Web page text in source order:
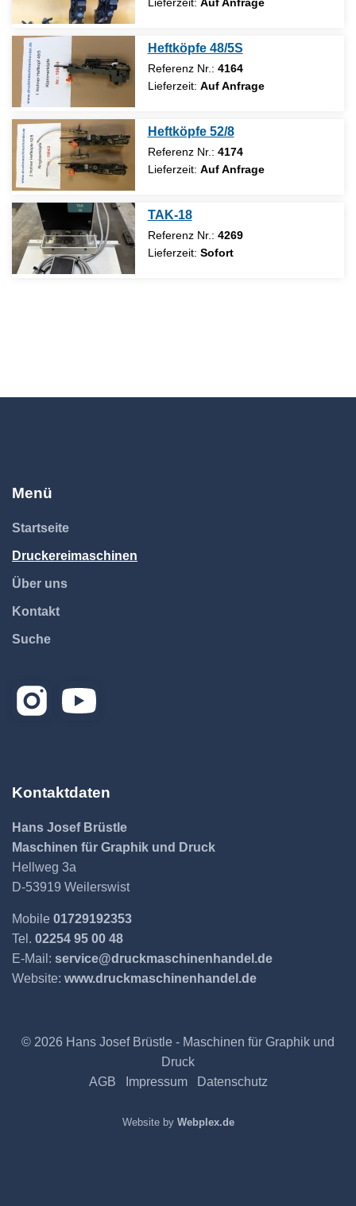
Heftköpfe 48/5S
Referenz Nr.: 4164
Lieferzeit: Auf Anfrage
Heftköpfe 52/8
Referenz Nr.: 4174
Lieferzeit: Auf Anfrage
TAK-18
Referenz Nr.: 4269
Lieferzeit: Sofort
Menü
Startseite
Druckereimaschinen
Über uns
Kontakt
Suche
Kontaktdaten
Hans Josef Brüstle
Maschinen für Graphik und Druck
Hellweg 3a
D-53919 Weilerswist
Mobile 01729192353
Tel. 02254 95 00 48
E-Mail: service@druckmaschinenhandel.de
Website: www.druckmaschinenhandel.de
© 2026 Hans Josef Brüstle - Maschinen für Graphik und
Druck
AGB
Impressum Datenschutz
Website by Webplex.de